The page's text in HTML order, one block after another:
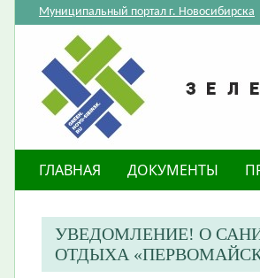
Муниципальный портал г. Новосибирска
ГЛАВНАЯ ДОКУМЕНТЫ
​УВЕДОМЛЕНИЕ! О
ОТДЫХА